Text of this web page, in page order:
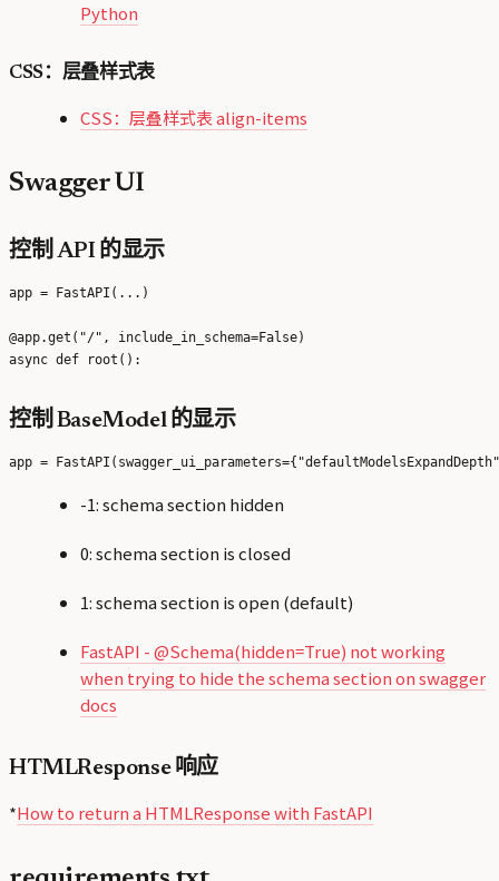
Python
CSS：层叠样式表
CSS：层叠样式表 align-items
Swagger UI
控制 API 的显示
app = FastAPI(...)
@app.get("/", include_in_schema=False)
控制 BaseModel 的显示
-1: schema section hidden
0: schema section is closed
1: schema section is open (default)
FastAPI - @Schema(hidden=True) not working
when trying to hide the schema section on swagger
docs
HTMLResponse 响应
*How to return a HTMLResponse with FastAPI